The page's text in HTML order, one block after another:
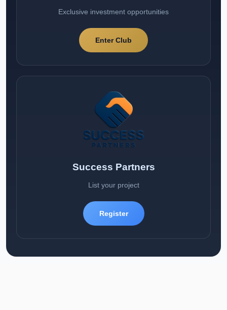
Exclusive investment opportunities
Enter Club
Success Partners
List your project
Register